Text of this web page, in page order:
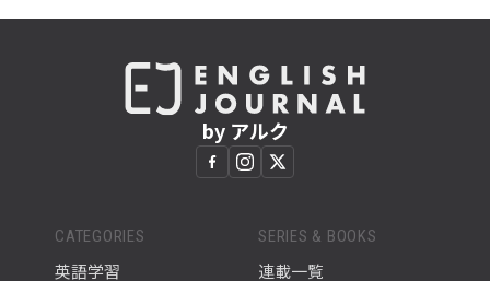
by アルク
CATEGORIES
英語学習
SERIES & BOOKS
連載一覧